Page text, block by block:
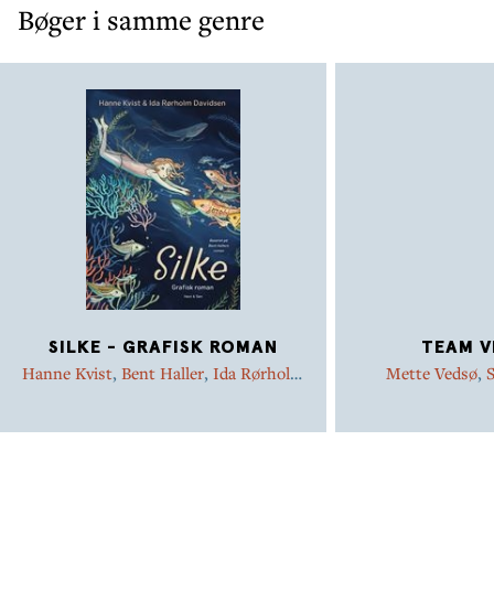
Bøger i samme genre
SILKE - GRAFISK ROMAN
Hanne Kvist, Bent Haller, Ida Rørholm
TEAM
Mette Vedsø,